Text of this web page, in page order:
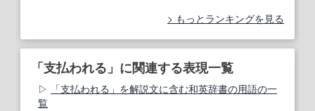
もっとランキングを見る
「支払われる」に関連する表現一覧
「支払われる」を解説文に含む和英辞書の用語の一
覧